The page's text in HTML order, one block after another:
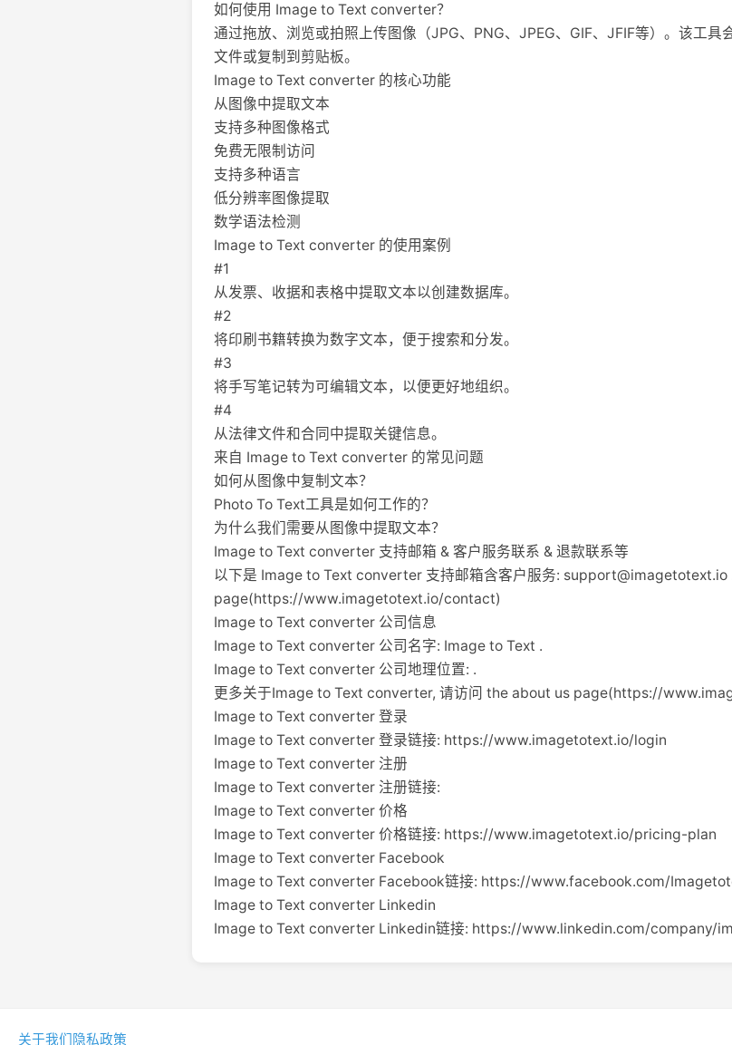
如何使用 Image to Text converter？
通过拖放、浏览或拍照上传图像（JPG、PNG、JPEG、GIF、JFIF等）。该工
文件或复制到剪贴板。
Image to Text converter 的核心功能
从图像中提取文本
支持多种图像格式
免费无限制访问
支持多种语言
低分辨率图像提取
数学语法检测
Image to Text converter 的使用案例
#1
从发票、收据和表格中提取文本以创建数据库。
#2
将印刷书籍转换为数字文本，便于搜索和分发。
#3
将手写笔记转为可编辑文本，以便更好地组织。
#4
从法律文件和合同中提取关键信息。
来自 Image to Text converter 的常见问题
如何从图像中复制文本？
Photo To Text工具是如何工作的？
为什么我们需要从图像中提取文本？
Image to Text converter 支持邮箱 & 客户服务联系 & 退款联系等
以下是 Image to Text converter 支持邮箱含客户服务: support@imagetotext.io
page(https://www.imagetotext.io/contact)
Image to Text converter 公司信息
Image to Text converter 公司名字: Image to Text .
Image to Text converter 公司地理位置: .
更多关于Image to Text converter, 请访问 the about us page(https://
Image to Text converter 登录
Image to Text converter 登录链接: https://www.imagetotext.io/login
Image to Text converter 注册
Image to Text converter 注册链接:
Image to Text converter 价格
Image to Text converter 价格链接: https://www.imagetotext.io/pricing-plan
Image to Text converter Facebook
Image to Text converter Facebook链接: https://www.facebook.com/
Image to Text converter Linkedin
Image to Text converter Linkedin链接: https://www.linkedin.com/company/
关于我们 隐私政策